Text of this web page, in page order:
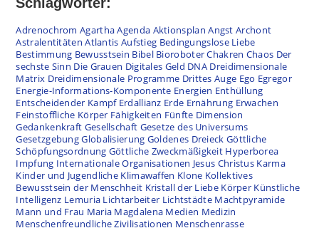
Adrenochrom AgarthaAgenda Aktionsplan Angst Archont
Astralentitäten Atlantis Aufstieg Bedingungslose Liebe
Bestimmung Bewusstsein Bibel BioroboterChakren Chaos Der
sechste Sinn Die Grauen Digitales Geld DNA Dreidimensionale
Matrix Dreidimensionale Programme Drittes Auge Ego Egregor
Energie-Informations-Komponente Energien Enthüllung
Entscheidender Kampf Erdallianz Erde Ernährung Erwachen
Feinstoffliche Körper Fähigkeiten Fünfte Dimension
Gedankenkraft Gesellschaft Gesetze des Universums
GesetzgebungGlobalisierung Goldenes Dreieck Göttliche
Schöpfungsordnung Göttliche Zweckmäßigkeit Hyperborea
Impfung Internationale Organisationen Jesus Christus Karma
Kinder und Jugendliche Klimawaffen Klone Kollektives
Bewusstsein der Menschheit Kristall der Liebe Körper Künstliche
Intelligenz Lemuria Lichtarbeiter Lichtstädte Machtpyramide
Mann und Frau Maria Magdalena Medien Medizin
Menschenfreundliche Zivilisationen Menschenrasse